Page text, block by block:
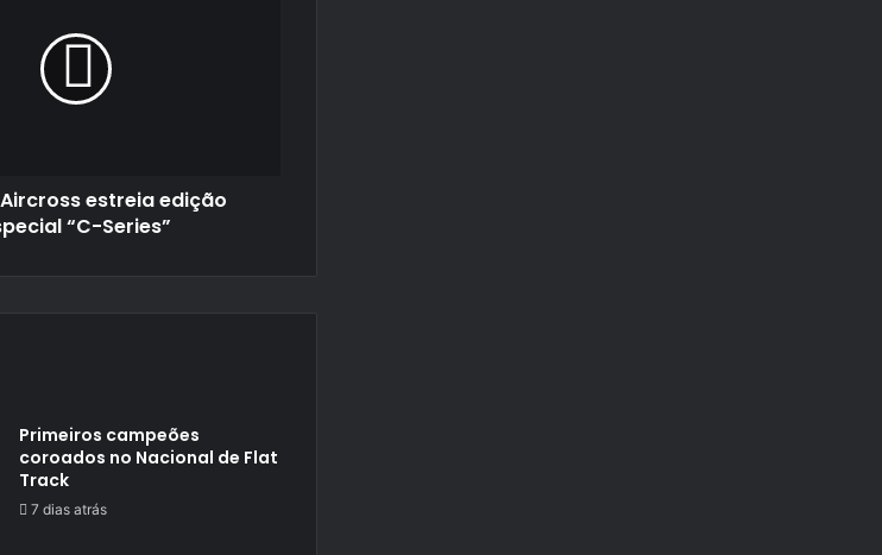
Aircross estreia edição
“C-Series”
Primeiros campeões
coroados no Nacional de Flat
Track
7 dias atrás